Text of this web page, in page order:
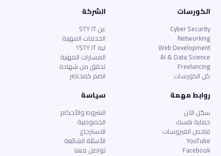
الكورسات
Cyber Security
Networking
Web Development
AI & Data Science
Freelancing
كل الكورسات
الشركة
عن STY IT
الخدمات المهنية
ليه STY IT؟
المسارات المهنية
تحقق من شهادة
انضم كمحاضر
روابط مهمة
سجّل الآن
حماية نفسك
فاحص الفيروسات
YouTube
Facebook
سياسة
الشروط والأحكام
الخصوصية
الاسترجاع
الأسئلة الشائعة
تواصل معنا